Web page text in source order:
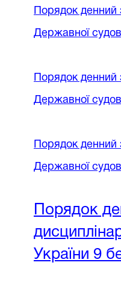
Порядок денний
Державної
Порядок денний
Державної
Порядок денний
Державної
Порядок
України 9